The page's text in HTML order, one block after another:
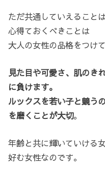
ただ共通していえること
心得ておくべきことは
大人の女性の品格をつけ
見た目や可愛さ、肌のき
に負けます。
ルックスを若い子と競う
を磨くことが大切。
年齢と共に輝いていける
好む女性なのです。